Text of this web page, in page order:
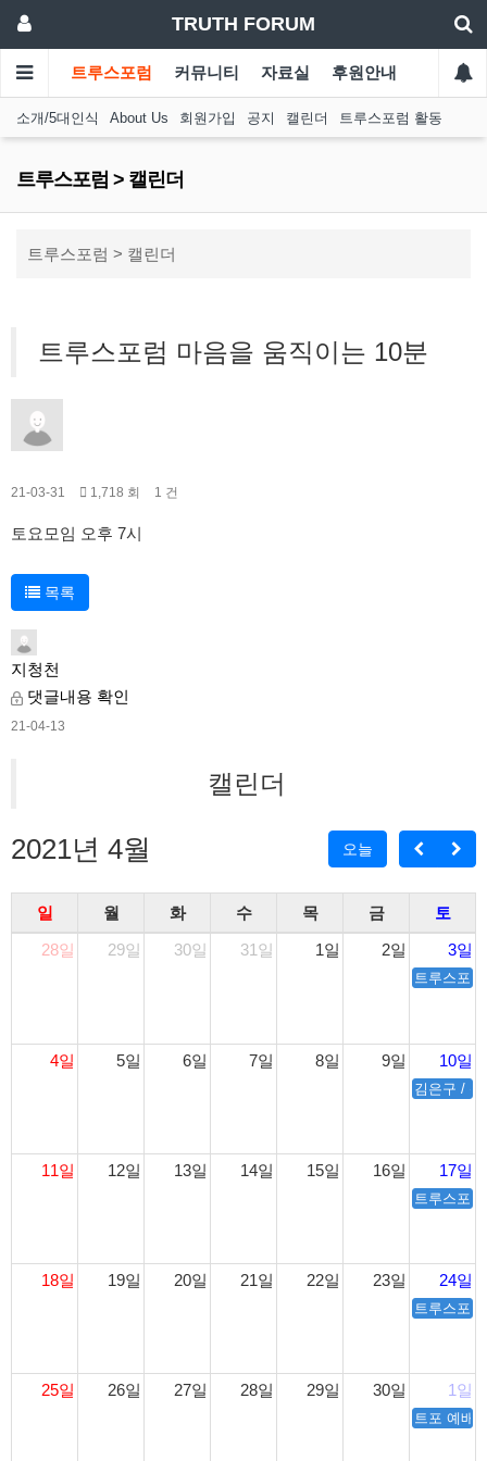
TRUTH FORUM
트루스포럼 커뮤니티 자료실 후원안내
소개/5대인식 About Us 회원가입 공지 캘린더 트루스포럼 활동
트루스포럼 > 캘린더
트루스포럼 > 캘린더
트루스포럼 마음을 움직이는 10분
21-03-31 1,718 회 1 건
토요모임 오후 7시
목록
지청천
댓글내용 확인
21-04-13
캘린더
2021년 4월 오늘
일 월 화 수 목 금
토
28일
29일 30일 31일 1일 2일 3일
트루스포
4일 5일 6일 7일 8일 9일 10일
김은구 /
11일 12일 13일 14일 15일 16일 17일
트루스포
18일 19일 20일 21일 22일 23일 24일
트루스포
25일 26일 27일 28일 29일 30일 1일
트포 예배